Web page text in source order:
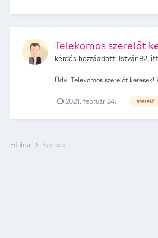
Telekomos szerelőt
kérdés hozzáadott: István82,
Üdv! Telekomos szerelőt
2021. február 24. szerelő
Főoldal Keresés